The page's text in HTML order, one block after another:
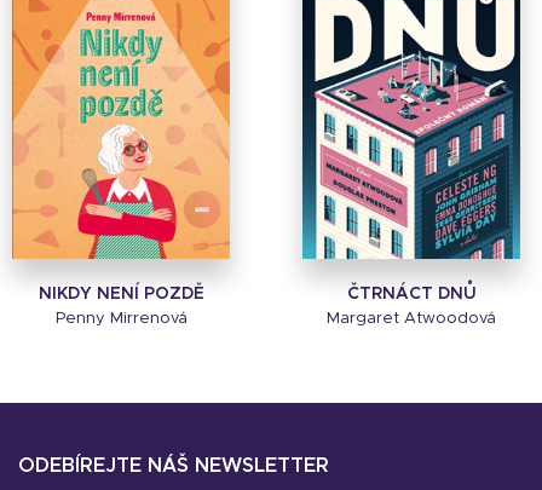
NIKDY NENÍ POZDĚ
Penny Mirrenová
ČTRNÁCT DNŮ
Margaret Atwoodová
ODEBÍREJTE NÁŠ NEWSLETTER